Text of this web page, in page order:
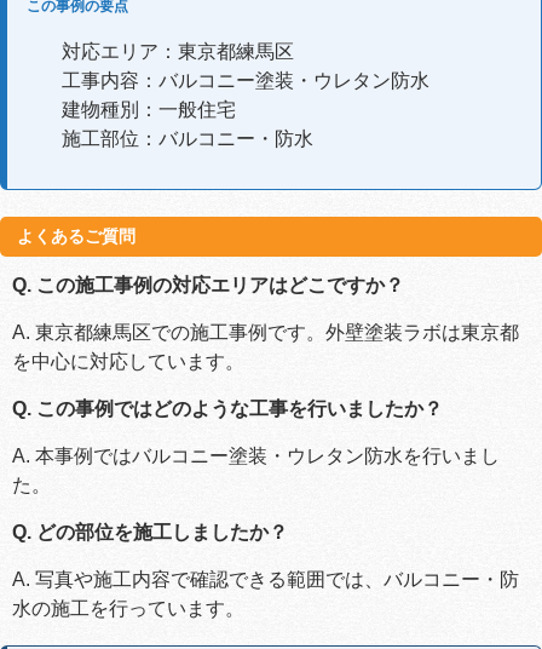
この事例の要点
対応エリア：東京都練馬区
工事内容：バルコニー塗装・ウレタン防水
建物種別：一般住宅
施工部位：バルコニー・防水
よくあるご質問
Q. この施工事例の対応エリアはどこですか？
A. 東京都練馬区での施工事例です。外壁塗装ラボは東京都
を中心に対応しています。
Q. この事例ではどのような工事を行いましたか？
A. 本事例ではバルコニー塗装・ウレタン防水を行いまし
た。
Q. どの部位を施工しましたか？
A. 写真や施工内容で確認できる範囲では、バルコニー・防
水の施工を行っています。